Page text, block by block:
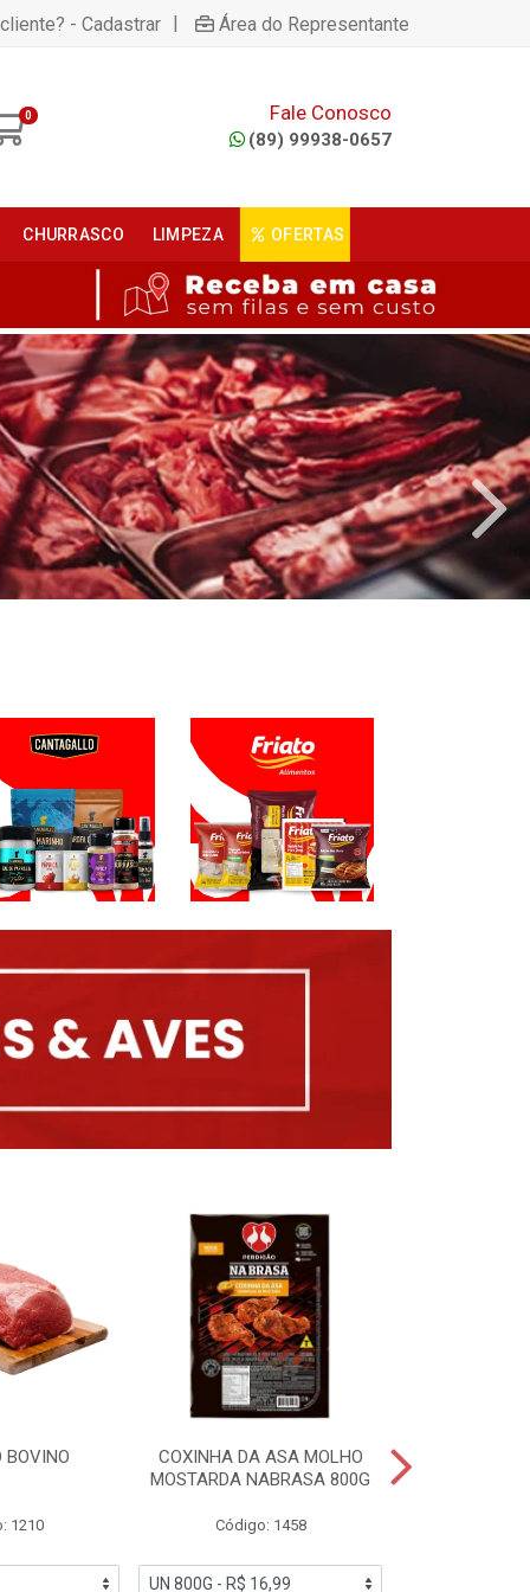
- Cadastrar | Área do Representante
0 Fale Conosco
(89) 99938-0657
CHURRASCO LIMPEZA OFERTAS
BOVINO
1210
COXINHA DA ASA MOLHO
MOSTARDA NABRASA 800G
Código: 1458